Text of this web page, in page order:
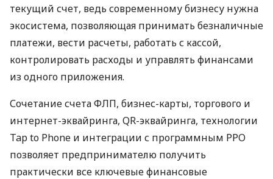
текущий счет, ведь современному бизнесу нужна
экосистема, позволяющая принимать безналичные
платежи, вести расчеты, работать с кассой,
контролировать расходы и управлять финансами
из одного приложения.
Сочетание счета ФЛП, бизнес-карты, торгового и
интернет-эквайринга, QR-эквайринга, технологии
Tap to Phone и интеграции с программным РРО
позволяет предпринимателю получить
практически все ключевые финансовые